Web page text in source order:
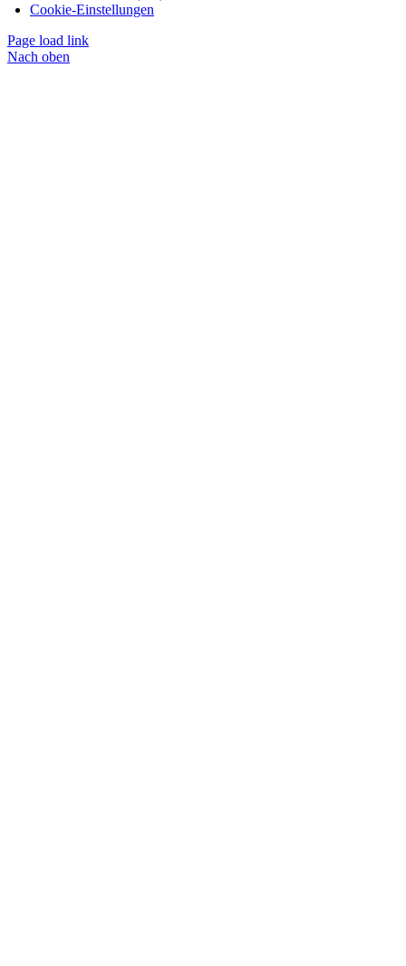
Cookie-Einstellungen
Page load link
Nach oben